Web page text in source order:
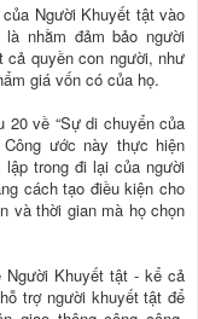
Người Khuyết tật vào
nhằm đảm bảo người
cả quyền con người, như
giá vốn có của họ.
20 về “Sự di chuyển của
ước này thực hiện
lập trong đi lại của người
cách tạo điều kiện cho
và thời gian mà họ chọn
Người Khuyết tật - kể cả
trợ người khuyết tật để